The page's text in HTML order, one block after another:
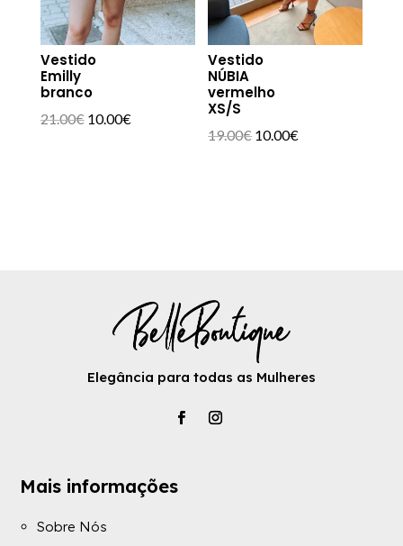
Vestido
Emilly
branco
21.00€ O
10.00€O
Vestido
NÚBIA
vermelho
XS/S
19.00€ O
10.00€O
Elegância para todas as Mulheres
Mais informações
Sobre Nós